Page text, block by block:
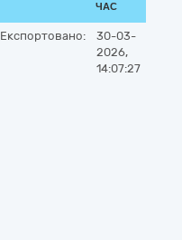
ЧАС
Експортовано:
30-03-
2026,
14:07:27